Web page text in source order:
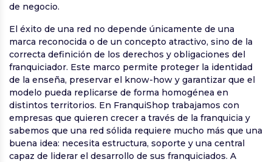
de negocio.
El éxito de una red no depende únicamente de una
marca reconocida o de un concepto atractivo, sino de la
correcta definición de los derechos y obligaciones del
franquiciador. Este marco permite proteger la identidad
de la enseña, preservar el know-how y garantizar que el
modelo pueda replicarse de forma homogénea en
distintos territorios. En FranquiShop trabajamos con
empresas que quieren crecer a través de la franquicia y
sabemos que una red sólida requiere mucho más que una
buena idea: necesita estructura, soporte y una central
capaz de liderar el desarrollo de sus franquiciados. A